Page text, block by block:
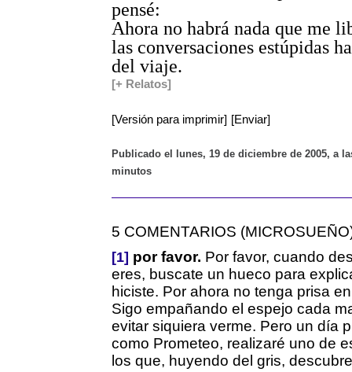
pensé:
Ahora no habrá nada que me
las conversaciones estúpidas
del viaje.
[+ Relatos]
[Versión para imprimir] [Enviar]
Publicado el lunes, 19 de diciembre de 2005, a
minutos
5 COMENTARIOS
[1] por favor. Por favor, cuando
eres, buscate un hueco para
hiciste. Por ahora no tenga prisa
Sigo empañando el espejo cada
evitar siquiera verme. Pero un día
como Prometeo, realizaré uno de
los que, huyendo del gris,